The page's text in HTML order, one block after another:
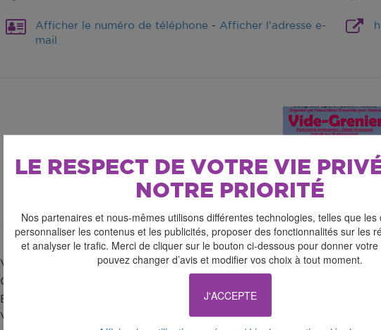
LE RESPECT DE VOTRE VIE
NOTRE PRIORITÉ
Nos partenaires et nous-mêmes utilisons différentes technologies, telles que les
personnaliser les contenus et les publicités, proposer des fonctionnalités sur les
et analyser le trafic. Merci de cliquer sur le bouton ci-dessous pour donner votre
pouvez changer d’avis et modifier vos choix à tout moment.
J'ACCEPTE
Afficher le numéro de téléphone - Afficher l'adresse e-
mail
Vide grenier en soutien à Océane – Dimanche 03 mai 2026 de 06h à
Complexe Sportif Lucien Racois à Saint Cosme en Vairais
Environ 120 emplacements en extérieur
Vide grenier uniquement en extérieur - pas d'emplacement dans le